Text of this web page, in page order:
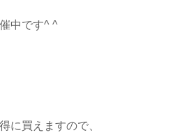
中です^ ^
に買えますので、